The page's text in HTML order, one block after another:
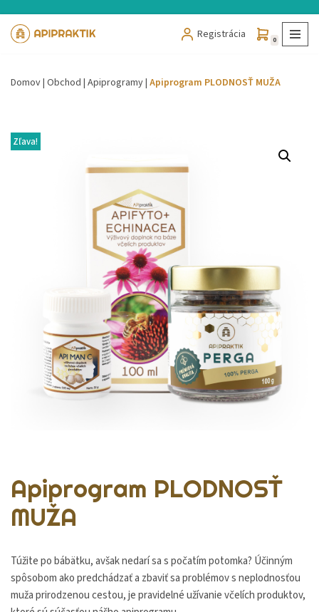
Preskočiť
Registrácia 0
Domov| Obchod | Apiprogramy| Apiprogram PLODNOSŤ MUŽA
Zľava!
Apiprogram PLODNOSŤ
MUŽA
Túžite po bábätku, avšak nedarí sa s počatím potomka? Účinným
spôsobom ako predchádzať a zbaviť sa problémov s neplodnosťou
muža prirodzenou cestou, je pravidelné užívanie včelích produktov,